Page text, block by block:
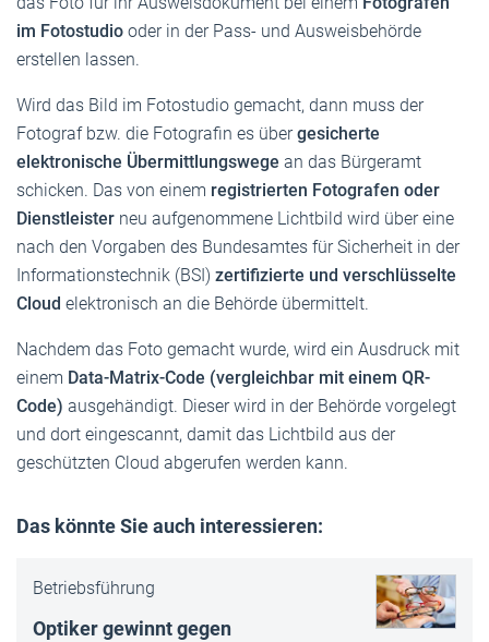
im Fotostudio oder in der Pass- und Ausweisbehörde
erstellen lassen.
Wird das Bild im Fotostudio gemacht, dann muss der
Fotograf bzw. die Fotografin es übergesicherte
elektronische Übermittlungswege an das Bürgeramt
schicken. Das von einem registrierten Fotografen oder
Dienstleister neu aufgenommene Lichtbild wird über eine
nach den Vorgaben des Bundesamtes für Sicherheit in der
Informationstechnik (BSI) zertifizierte und verschlüsselte
Cloud elektronisch an die Behörde übermittelt.
Nachdem das Foto gemacht wurde, wird ein Ausdruck mit
einem Data-Matrix-Code (vergleichbar mit einem QR-
Code) ausgehändigt. Dieser wird in der Behörde vorgelegt
und dort eingescannt, damit das Lichtbild aus der
geschützten Cloud abgerufen werden kann.
Das könnte Sie auch interessieren:
Betriebsführung
Optiker gewinnt gegen